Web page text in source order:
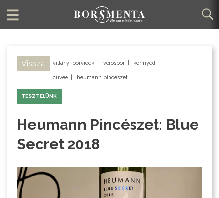
Vissza villányi borvidék vörösbor könnyed
cuvée heumann pincészet
TESZTELÜNK
Heumann Pincészet: Blue
Secret 2018